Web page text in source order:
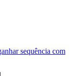
sequência com